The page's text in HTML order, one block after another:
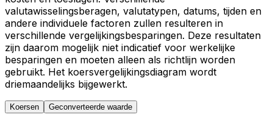
valutawisselingsberagen, valutatypen, datums, tijden en
andere individuele factoren zullen resulteren in
verschillende vergelijkingsbesparingen. Deze resultaten
zijn daarom mogelijk niet indicatief voor werkelijke
besparingen en moeten alleen als richtlijn worden
gebruikt. Het koersvergelijkingsdiagram wordt
driemaandelijks bijgewerkt.
Koersen Geconverteerde waarde